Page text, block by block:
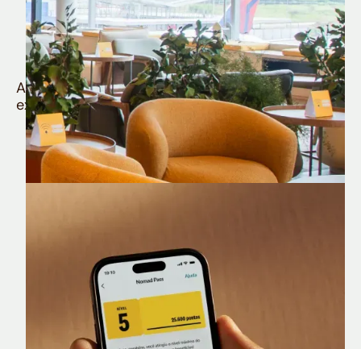
Quem é Nomad tem
muito mais
Aproveite todos os benefícios e vantagens
exclusivas da sua Conta Internacional
Nomad Lounge
Sala VIP no Aeroporto de Guarulhos